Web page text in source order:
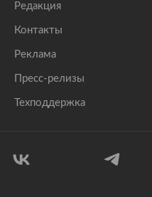
Редакция
Контакты
Реклама
Пресс-релизы
Техподдержка